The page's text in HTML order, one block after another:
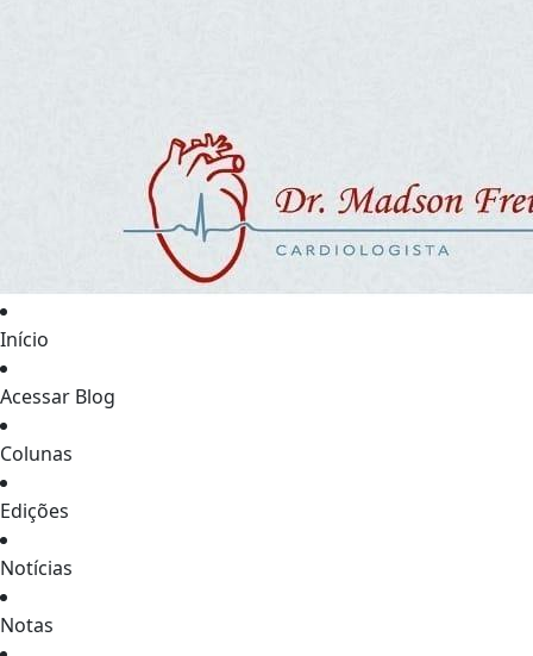
Início
Acessar Blog
Colunas
Edições
Notícias
Notas